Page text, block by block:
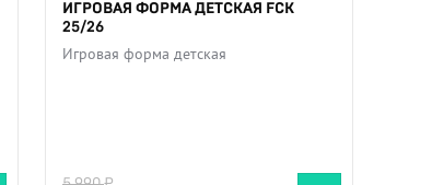
ИГРОВАЯ ФОРМА ДЕТСКАЯ FCK
25/26
Игровая форма детская